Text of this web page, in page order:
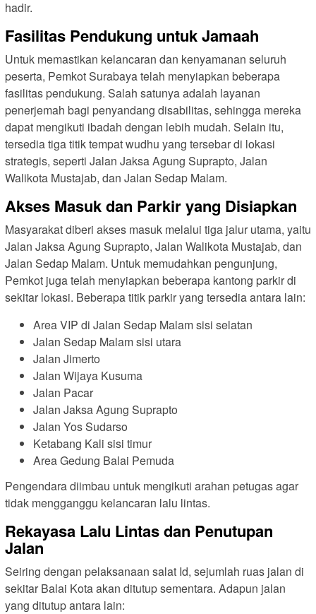
hadir.
Fasilitas Pendukung untuk Jamaah
Untuk memastikan kelancaran dan kenyamanan seluruh
peserta, Pemkot Surabaya telah menyiapkan beberapa
fasilitas pendukung. Salah satunya adalah layanan
penerjemah bagi penyandang disabilitas, sehingga mereka
dapat mengikuti ibadah dengan lebih mudah. Selain itu,
tersedia tiga titik tempat wudhu yang tersebar di lokasi
strategis, seperti Jalan Jaksa Agung Suprapto, Jalan
Walikota Mustajab, dan Jalan Sedap Malam.
Akses Masuk dan Parkir yang Disiapkan
Masyarakat diberi akses masuk melalui tiga jalur utama, yaitu
Jalan Jaksa Agung Suprapto, Jalan Walikota Mustajab, dan
Jalan Sedap Malam. Untuk memudahkan pengunjung,
Pemkot juga telah menyiapkan beberapa kantong parkir di
sekitar lokasi. Beberapa titik parkir yang tersedia antara lain:
Area VIP di Jalan Sedap Malam sisi selatan
Jalan Sedap Malam sisi utara
Jalan Jimerto
Jalan Wijaya Kusuma
Jalan Pacar
Jalan Jaksa Agung Suprapto
Jalan Yos Sudarso
Ketabang Kali sisi timur
Area Gedung Balai Pemuda
Pengendara diimbau untuk mengikuti arahan petugas agar
tidak mengganggu kelancaran lalu lintas.
Rekayasa Lalu Lintas dan Penutupan
Jalan
Seiring dengan pelaksanaan salat Id, sejumlah ruas jalan di
sekitar Balai Kota akan ditutup sementara. Adapun jalan
yang ditutup antara lain: